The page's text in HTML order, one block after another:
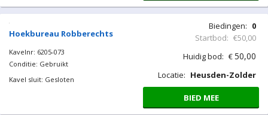
Hoekbureau Robberechts
Kavelnr: 6205-073
Conditie: Gebruikt
Kavel sluit: Gesloten
Biedingen: 0
Startbod: €50,00
Huidig bod: €50,00
Locatie: Heusden-Zolder
BIED MEE